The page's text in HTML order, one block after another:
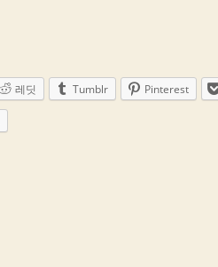
레딧 Tumblr Pinterest